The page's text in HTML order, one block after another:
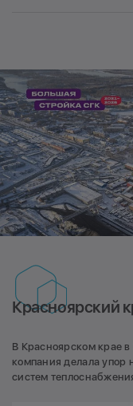
Красноярский
В Красноярском крае
компания делала упор
систем